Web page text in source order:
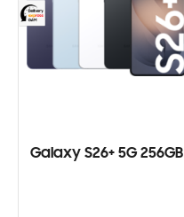
Galaxy S26+ 5G 256GB